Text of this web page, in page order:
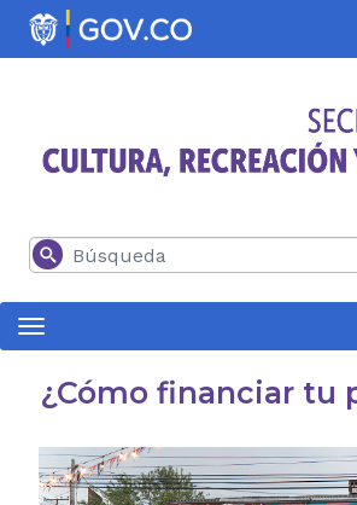
Pasar al contenido principal
Buscar
¿Cómo financiar tu